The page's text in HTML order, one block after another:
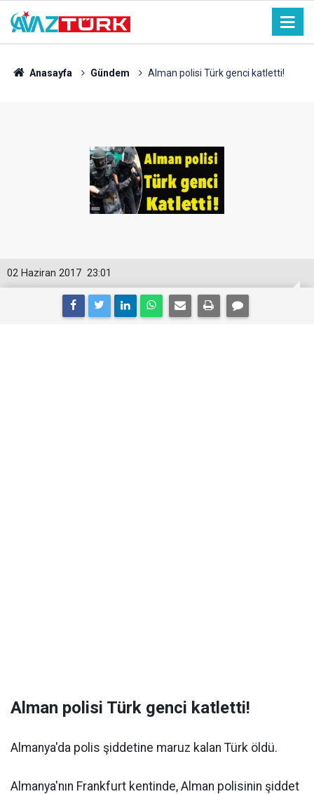
Anasayfa Gündem Alman polisi Türk genci katletti!
23:01
02 Haziran 2017
Alman polisi Türk genci katletti!
Almanya'da polis şiddetine maruz kalan Türk öldü.
Almanya'nın Frankfurt kentinde, Alman polisinin şiddet